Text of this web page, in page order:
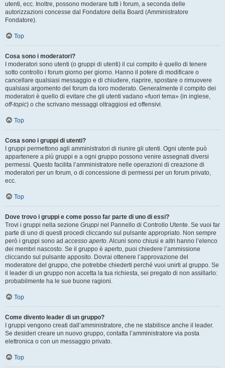
utenti, ecc. Inoltre, possono moderare tutti i forum, a seconda delle
autorizzazioni concesse dal Fondatore della Board (Amministratore
Fondatore).
Top
Cosa sono i moderatori?
I moderatori sono utenti (o gruppi di utenti) il cui compito è quello di tenere
sotto controllo i forum giorno per giorno. Hanno il potere di modificare o
cancellare qualsiasi messaggio e di chiudere, riaprire, spostare o rimuovere
qualsiasi argomento del forum da loro moderato. Generalmente il compito dei
moderatori è quello di evitare che gli utenti vadano «fuori tema» (in inglese,
off-topic) o che scrivano messaggi oltraggiosi ed offensivi.
Top
Cosa sono i gruppi di utenti?
I gruppi permettono agli amministratori di riunire gli utenti. Ogni utente può
appartenere a più gruppi e a ogni gruppo possono venire assegnati diversi
permessi. Questo facilita l’amministratore nelle operazioni di creazione di
moderatori per un forum, o di concessione di permessi per un forum privato,
ecc.
Top
Dove trovo i gruppi e come posso far parte di uno di essi?
Trovi i gruppi nella sezione Gruppi nel Pannello di Controllo Utente. Se vuoi far
parte di uno di questi procedi cliccando sul pulsante appropriato. Non sempre
però i gruppi sono ad accesso aperto. Alcuni sono chiusi e altri hanno l’elenco
dei membri nascosto. Se il gruppo è aperto, puoi chiedere l’ammissione
cliccando sul pulsante apposito. Dovrai ottenere l’approvazione del
moderatore del gruppo, che potrebbe chiederti perché vuoi unirti al gruppo. Se
il leader di un gruppo non accetta la tua richiesta, sei pregato di non assillarlo:
probabilmente ha le sue buone ragioni.
Top
Come divento leader di un gruppo?
I gruppi vengono creati dall’amministratore, che ne stabilisce anche il leader.
Se desideri creare un nuovo gruppo, contatta l’amministratore via posta
elettronica o con un messaggio privato.
Top